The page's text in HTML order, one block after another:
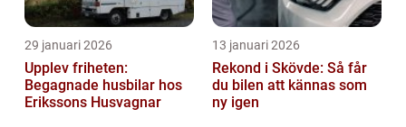
29 januari 2026
Upplev friheten:
Begagnade husbilar hos
Erikssons Husvagnar
13 januari 2026
Rekond i Skövde: Så får
du bilen att kännas som
ny igen